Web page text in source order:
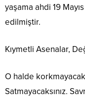
yaşama ahdi 19
edilmiştir.
Kıymetli Asenalar,
O halde
Satmayacaksınız.